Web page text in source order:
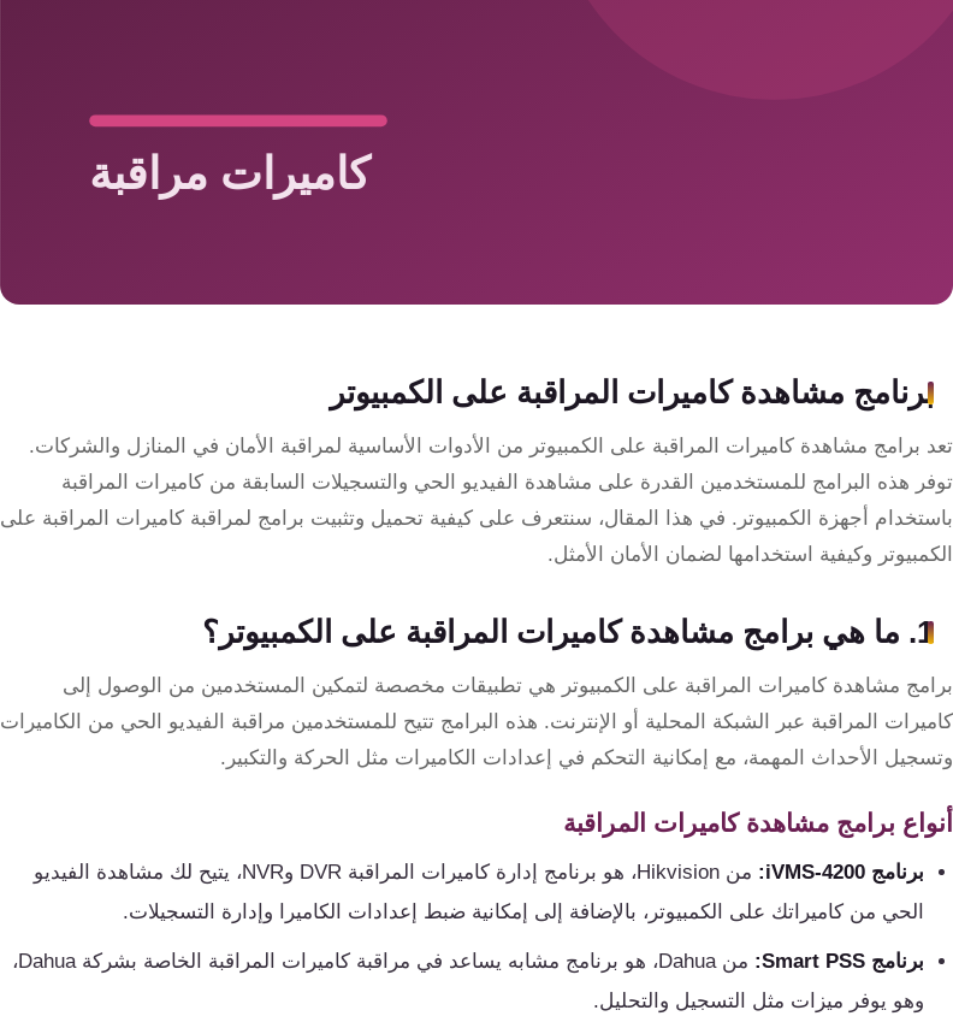
برنامج مشاهدة كاميرات المراقبة على الكمبيوتر
تعد برامج مشاهدة كاميرات المراقبة على الكمبيوتر من الأدوات الأساسية لمراقبة الأمان في المنازل والشركات.
توفر هذه البرامج للمستخدمين القدرة على مشاهدة الفيديو الحي والتسجيلات السابقة من كاميرات المراقبة
باستخدام أجهزة الكمبيوتر. في هذا المقال، سنتعرف على كيفية تحميل وتثبيت برامج لمراقبة كاميرات المراقبة على
الكمبيوتر وكيفية استخدامها لضمان الأمان الأمثل.
1. ما هي برامج مشاهدة كاميرات المراقبة على الكمبيوتر؟
برامج مشاهدة كاميرات المراقبة على الكمبيوتر هي تطبيقات مخصصة لتمكين المستخدمين من الوصول إلى
كاميرات المراقبة عبر الشبكة المحلية أو الإنترنت. هذه البرامج تتيح للمستخدمين مراقبة الفيديو الحي من الكاميرات
وتسجيل الأحداث المهمة، مع إمكانية التحكم في إعدادات الكاميرات مثل الحركة والتكبير.
أنواع برامج مشاهدة كاميرات المراقبة
برنامج iVMS-4200:
من Hikvision، هو برنامج إدارة كاميرات المراقبة DVR وNVR، يتيح لك مشاهدة الفيديو
الحي من كاميراتك على الكمبيوتر، بالإضافة إلى إمكانية ضبط إعدادات الكاميرا وإدارة التسجيلات.
برنامج Smart PSS:
من Dahua، هو برنامج مشابه يساعد في مراقبة كاميرات المراقبة الخاصة بشركة Dahua،
وهو يوفر ميزات مثل التسجيل والتحليل.
والمصانع
جهاز
بصمة
الحضور
والانصراف
تقوية
المحمول
والانترنت
انتركم
إنذار
السرقة
إنذار
الحريق